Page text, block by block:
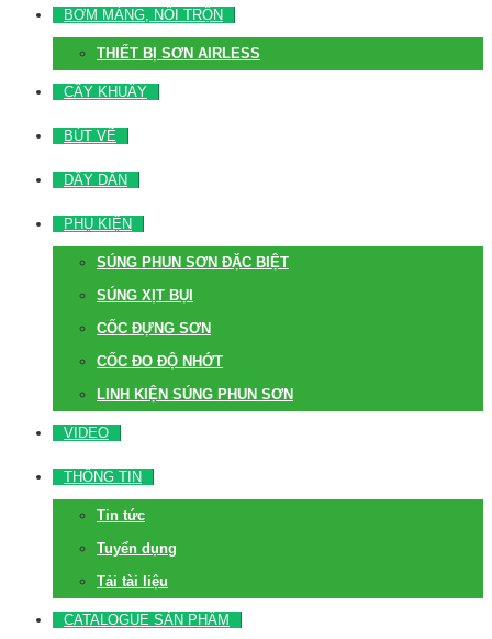
BƠM MÀNG, NỒI TRỘN
THIẾT BỊ SƠN AIRLESS
CÂY KHUẤY
BÚT VẼ
DÂY DẪN
PHỤ KIỆN
SÚNG PHUN SƠN ĐẶC BIỆT
SÚNG XỊT BỤI
CỐC ĐỰNG SƠN
CỐC ĐO ĐỘ NHỚT
LINH KIỆN SÚNG PHUN SƠN
VIDEO
THÔNG TIN
Tin tức
Tuyển dụng
Tải tài liệu
CATALOGUE SẢN PHẨM